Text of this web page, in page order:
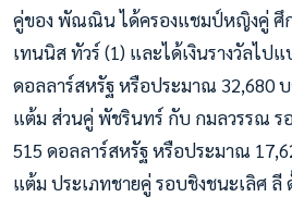
คู่ของ พัณณิน ได้ครองแชมป์หญิงคู่ ศึก
เทนนิส ทัวร์ (1) และได้เงินรางวัลไป
ดอลลาร์สหรัฐ หรือประมาณ 32,680
แต้ม ส่วนคู่ พัชรินทร์ กับ กมลวรรณ ร
515 ดอลลาร์สหรัฐ หรือประมาณ
แต้ม ประเภทชายคู่ รอบชิงชนะเลิศ ลี